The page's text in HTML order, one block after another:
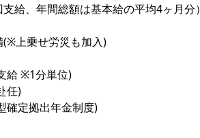
給、年間総額は基本給の平均4ヶ月分
上乗せ労災も加入)
給 ※1分単位)
任)
定拠出年金制度)